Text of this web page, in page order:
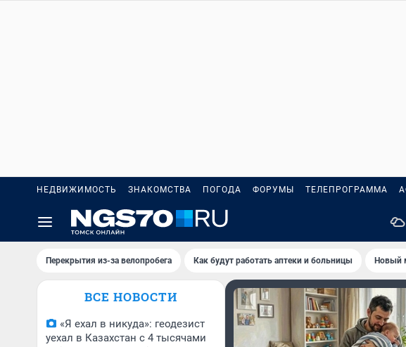
НЕДВИЖИМОСТЬ ЗНАКОМСТВА ПОГОДА ФОРУМЫ ТЕЛЕПРОГРАММА
Перекрытия из-за велопробега Как будут работать аптеки и больницы Новый
ВСЕ НОВОСТИ
«Я ехал в никуда»: геодезист
уехал в Казахстан с 4 тысячами